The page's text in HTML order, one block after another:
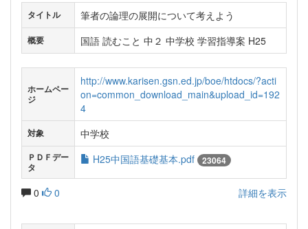
タイトル 筆者の論理の展開について考えよう
概要 国語 読むこと 中２ 中学校 学習指導案 H25
ホームペー
ジ
http://www.karisen.gsn.ed.jp/boe/htdocs/?acti
on=common_download_main&upload_id=192
4
対象 中学校
ＰＤＦデー
タ
H25中国語基礎基本.pdf 23064
0 0 詳細を表示